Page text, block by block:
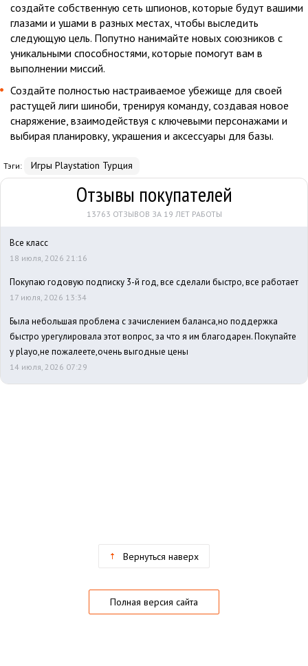
создайте собственную сеть шпионов, которые будут вашими
глазами и ушами в разных местах, чтобы выследить
следующую цель. Попутно нанимайте новых союзников с
уникальными способностями, которые помогут вам в
выполнении миссий.
Создайте полностью настраиваемое убежище для своей
растущей лиги шиноби, тренируя команду, создавая новое
снаряжение, взаимодействуя с ключевыми персонажами и
выбирая планировку, украшения и аксессуары для базы.
Тэги: Игры Playstation Турция
Отзывы покупателей
13763 ОТЗЫВОВ ЗА 19 ЛЕТ РАБОТЫ
Все класс
18 июля, 2026 21:16
Покупаю годовую подписку 3-й год, все сделали быстро, все работает
17 июля, 2026 13:34
Была небольшая проблема с зачислением баланса,но поддержка
быстро урегулировала этот вопрос, за что я им благодарен. Покупайте
у playo,не пожалеете,очень выгодные цены
14 июля, 2026 07:29
Вернуться наверх
Полная версия сайта